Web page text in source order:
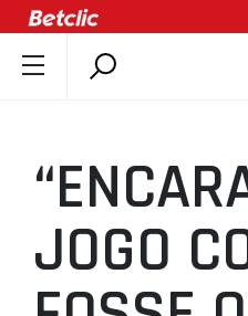
ÚLTIMAS
COMPETIÇÕES
ASSOCIAÇÕES
CLUBES
JOGO